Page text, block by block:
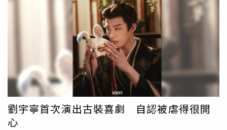
也不乏話題吻戲，劉宇寧曾笑稱開拍前都會問導演「有沒有
吻戲」，此次與李一桐前6集就有3場「強制吻」，表情還被
做成迷因包。第16集的屋頂吻則以真情打動觀眾，實景拍攝
時李一桐衣服還爬入蜈蚣，引發熱搜。此外，祝緒丹飾演的
宋一汀與王以綸假扮的離十六展開另類純愛，開場的狗血名
句「從前是姊夫，以後便是丈夫」到後來覺醒說出「獨自縱
享人間便是了」，成為獨立女性代表。《書卷一夢》現正熱
播中，劇情即將迎來更大轉折。
劉宇寧首次演出古裝喜劇 自認被虐得很開
心